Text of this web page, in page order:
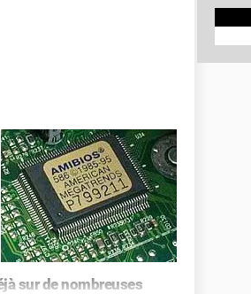
sur de nombreuses